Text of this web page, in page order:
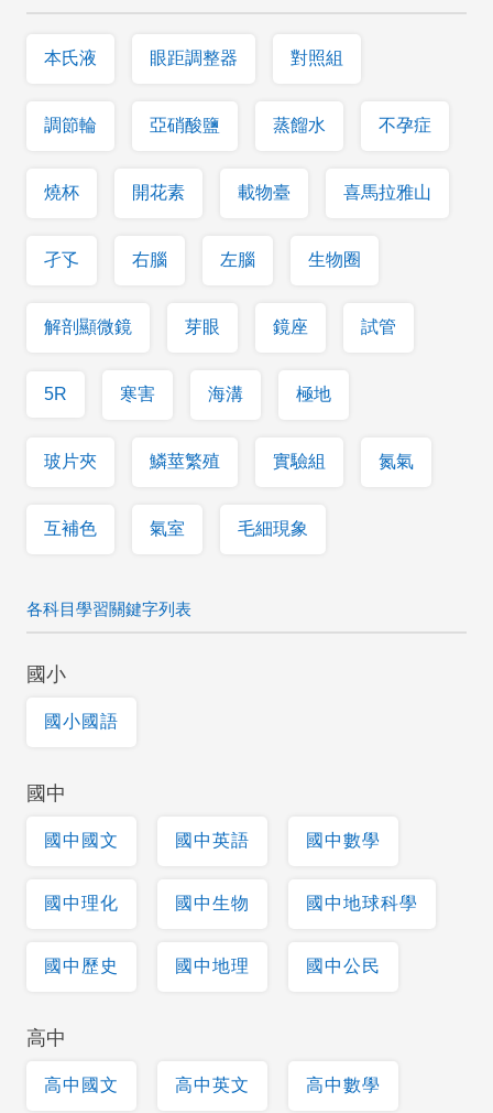
本氏液 眼距調整器 對照組
調節輪 亞硝酸鹽 蒸餾水 不孕症
燒杯 開花素 載物臺 喜馬拉雅山
孑孓 右腦 左腦 生物圈
解剖顯微鏡 芽眼 鏡座 試管
5R 寒害 海溝 極地
玻片夾 鱗莖繁殖 實驗組 氮氣
互補色 氣室 毛細現象
各科目學習關鍵字列表
國小
國小國語
國中
國中國文 國中英語 國中數學
國中理化 國中生物 國中地球科學
國中歷史 國中地理 國中公民
高中
高中國文 高中英文 高中數學